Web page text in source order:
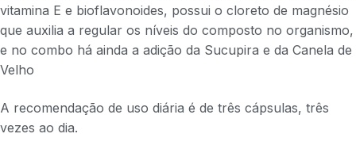
vitamina E e bioflavonoides, possui o cloreto de magnésio
que auxilia a regular os níveis do composto no organismo,
e no combo há ainda a adição da Sucupira e da Canela de
Velho
A recomendação de uso diária é de três cápsulas, três
vezes ao dia.